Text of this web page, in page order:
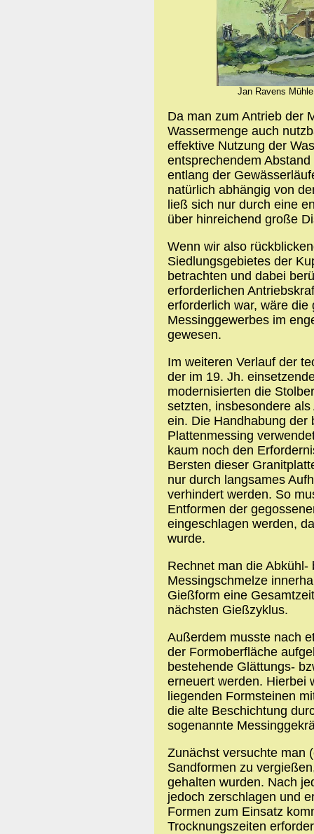
Jan Ravens
Da man zum Antrieb der
Wassermenge auch
effektive Nutzung der
entsprechendem
entlang der
natürlich abhängig von
ließ sich nur durch eine
über hinreichend große
Wenn wir also
Siedlungsgebietes der
betrachten und dabei
erforderlichen
erforderlich war, wäre
Messinggewerbes im
gewesen.
Im weiteren Verlauf der
der im 19. Jh.
modernisierten die
setzten, insbesondere
ein. Die Handhabung der
Plattenmessing
kaum noch den
Bersten dieser
nur durch langsames
verhindert werden. So
Entformen der
eingeschlagen werden,
wurde.
Rechnet man die
Messingschmelze
Gießform eine
nächsten Gießzyklus.
Außerdem musste nach
der Formoberfläche
bestehende Glättungs-
erneuert werden. Hierbei
liegenden Formsteinen
die alte Beschichtung
sogenannte
Zunächst versuchte man
Sandformen zu
gehalten wurden. Nach
jedoch zerschlagen und
Formen zum Einsatz
Trocknungszeiten